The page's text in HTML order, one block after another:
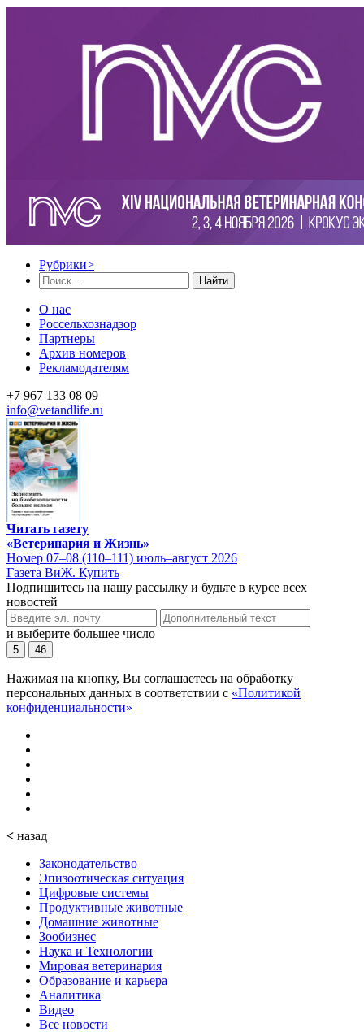
Рубрики>
Найти
О нас
Россельхознадзор
Партнеры
Архив номеров
Рекламодателям
+7 967 133 08 09
info@vetandlife.ru
Читать газету
«Ветеринария и Жизнь»
Номер 07–08 (110–111) июль–август 2026
Газета ВиЖ. Купить
Подпишитесь на нашу рассылку и будьте в курсе всех
новостей
и выберите большее число
5 46
Нажимая на кнопку, Вы соглашаетесь на обработку
персональных данных в соответствии с «Политикой
конфиденциальности»
< назад
Законодательство
Эпизоотическая ситуация
Цифровые системы
Продуктивные животные
Домашние животные
Зообизнес
Наука и Технологии
Мировая ветеринария
Образование и карьера
Аналитика
Видео
Все новости